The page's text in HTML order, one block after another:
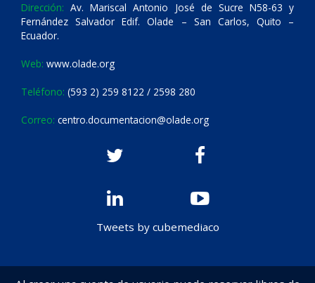
Dirección: Av. Mariscal Antonio José de Sucre N58-63 y
Fernández Salvador Edif. Olade – San Carlos, Quito –
Ecuador.
Web: www.olade.org
Teléfono: (593 2) 259 8122 / 2598 280
Correo: centro.documentacion@olade.org
Tweets by cubemediaco